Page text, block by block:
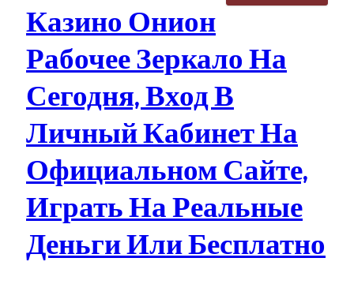
Казино Онион
Рабочее Зеркало На
Сегодня, Вход В
Личный Кабинет На
Официальном Сайте,
Играть На Реальные
Деньги Или Бесплатно